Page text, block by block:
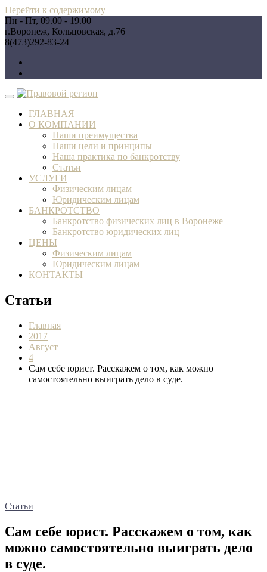
Перейти к содержимому
Пн - Пт, 09.00 - 19.00
г.Воронеж, Кольцовская, д.76
8(473)292-83-24
ГЛАВНАЯ
О КОМПАНИИ
Наши преимущества
Наши цели и принципы
Наша практика по банкротству
Статьи
УСЛУГИ
Физическим лицам
Юридическим лицам
БАНКРОТСТВО
Банкротство физических лиц в Воронеже
Банкротство юридических лиц
ЦЕНЫ
Физическим лицам
Юридическим лицам
КОНТАКТЫ
Статьи
Главная
2017
Август
4
Сам себе юрист. Расскажем о том, как можно
самостоятельно выиграть дело в суде.
Статьи
Сам себе юрист. Расскажем о том, как
можно самостоятельно выиграть дело
в суде.